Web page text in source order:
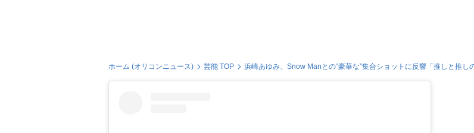
ホーム (オリコンニュース) 芸能 TOP 浜崎あゆみ、Snow Manとの“豪華な”集合ショットに反響「推しと推し